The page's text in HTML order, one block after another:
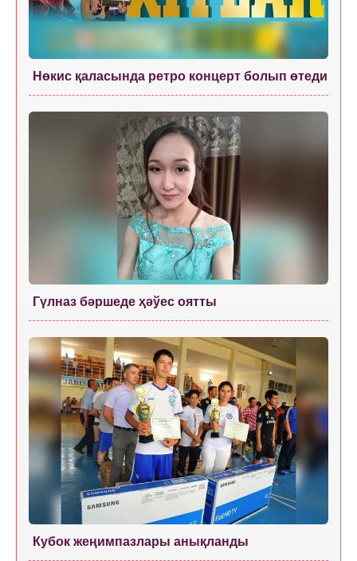
Нөкис қаласында ретро концерт болып өтеди
Гүлназ бәршеде ҳәўес оятты
Кубок жеңимпазлары анықланды